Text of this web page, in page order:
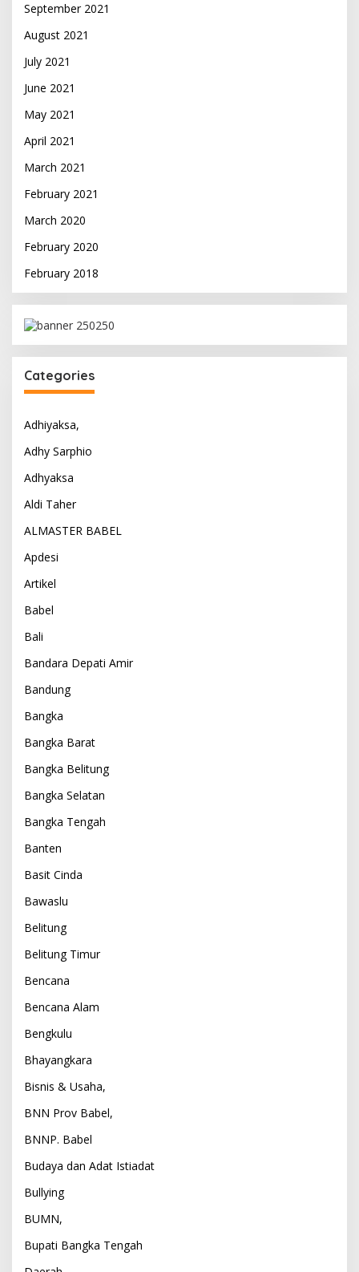
September 2021
August 2021
July 2021
June 2021
May 2021
April 2021
March 2021
February 2021
March 2020
February 2020
February 2018
Categories
Adhiyaksa,
Adhy Sarphio
Adhyaksa
Aldi Taher
ALMASTER BABEL
Apdesi
Artikel
Babel
Bali
Bandara Depati Amir
Bandung
Bangka
Bangka Barat
Bangka Belitung
Bangka Selatan
Bangka Tengah
Banten
Basit Cinda
Bawaslu
Belitung
Belitung Timur
Bencana
Bencana Alam
Bengkulu
Bhayangkara
Bisnis & Usaha,
BNN Prov Babel,
BNNP. Babel
Budaya dan Adat Istiadat
Bullying
BUMN,
Bupati Bangka Tengah